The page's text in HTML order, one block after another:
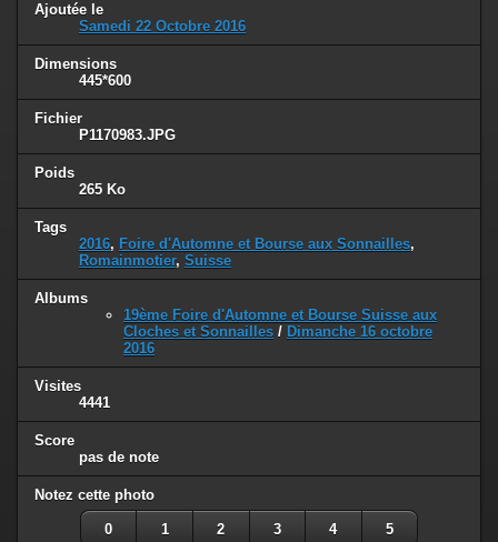
Ajoutée le
Samedi 22 Octobre 2016
Dimensions
445*600
Fichier
P1170983.JPG
Poids
265 Ko
Tags
2016, Foire d'Automne et Bourse aux Sonnailles,
Romainmotier, Suisse
Albums
19ème Foire d'Automne et Bourse Suisse aux
Cloches et Sonnailles / Dimanche 16 octobre
2016
Visites
4441
Score
pas de note
Notez cette photo
0 1 2 3 4 5